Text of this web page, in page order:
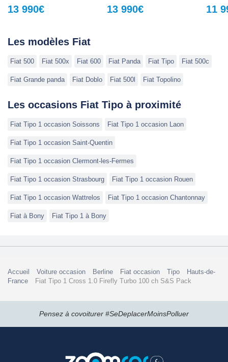
13 990€ 13 990€ 11
Les modèles Fiat
Fiat 500 Fiat 500x Fiat 600 Fiat Panda Fiat Tipo Fiat 500c
Fiat Grande panda Fiat Doblo Fiat 500l Fiat Topolino
Les occasions Fiat Tipo à proximité
Fiat Tipo 1 occasion Soissons Fiat Tipo 1 occasion Laon
Fiat Tipo 1 occasion Saint-Quentin
Fiat Tipo 1 occasion Clermont-les-Fermes
Fiat Tipo 1 occasion Strasbourg Fiat Tipo 1 occasion Rouen
Fiat Tipo 1 occasion Wattrelos Fiat Tipo 1 occasion Chantonnay
Fiat à Bony Fiat Tipo 1 à Bony
Accueil Voiture occasion Berline Fiat occasion Tipo
Hauts-de-
France
Fiat Tipo 1 Cross 1.0 Firefly Turbo 100 ch S&S Pack
Pensez à covoiturer #SeDeplacerMoinsPolluer